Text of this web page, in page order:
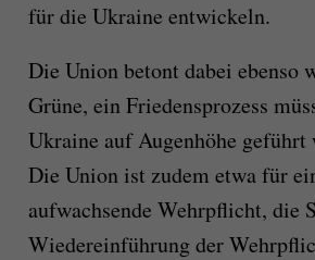
für die Ukraine entwickeln.
Die Union betont dabei ebenso
Grüne, ein Friedensprozess
Ukraine auf Augenhöhe geführt
Die Union ist zudem etwa für
aufwachsende Wehrpflicht, die
Wiedereinführung der